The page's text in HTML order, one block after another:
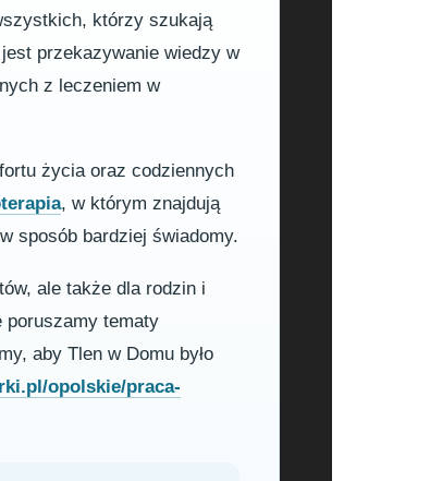
którzy szukają
przekazywanie wiedzy w
z leczeniem w
życia oraz codziennych
, w którym znajdują
sposób bardziej świadomy.
ale także dla rodzin i
poruszamy tematy
aby Tlen w Domu było
opolskie/praca-